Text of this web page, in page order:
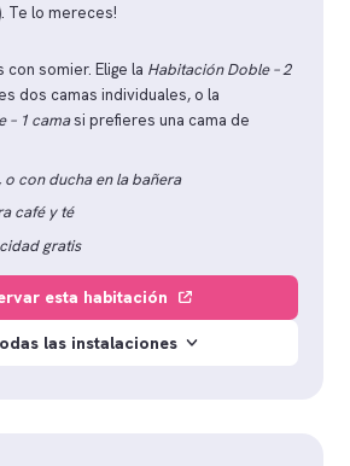
Te lo mereces!
con somier. Elige la Habitación Doble – 2
dos camas individuales, o la
– 1 camasi prefieres una cama de
o con ducha en la bañera
café y té
gratis
las instalaciones
esta habitación